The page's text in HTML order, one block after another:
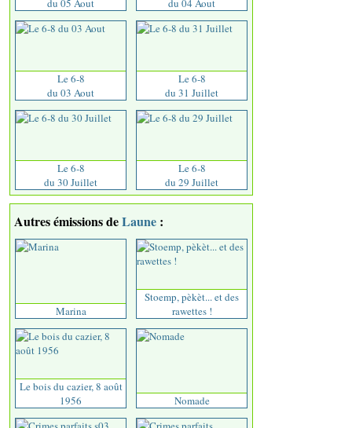
du 05 Aout
du 04 Aout
Le 6-8
du 03 Aout
Le 6-8
du 31 Juillet
Le 6-8
du 30 Juillet
Le 6-8
du 29 Juillet
Autres émissions deLaune :
Marina
Stoemp, pèkèt... et des
rawettes !
Le bois du cazier, 8 août
1956
Nomade